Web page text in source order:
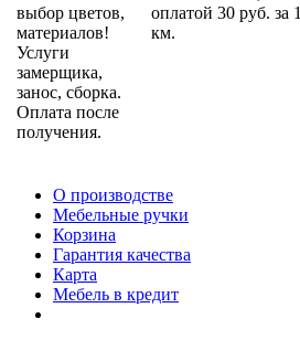
выбор цветов,
материалов!
Услуги
замерщика,
занос, сборка.
Оплата после
получения.
оплатой 30 руб. за 1
км.
О производстве
Мебельные ручки
Корзина
Гарантия качества
Карта
Мебель в кредит